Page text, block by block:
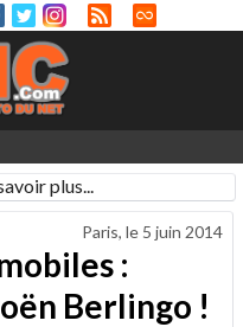
plus...
Paris, le 5 juin 2014
:
Berlingo !